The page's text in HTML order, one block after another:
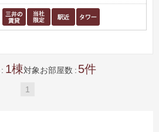
1 対象お部屋数 5
1